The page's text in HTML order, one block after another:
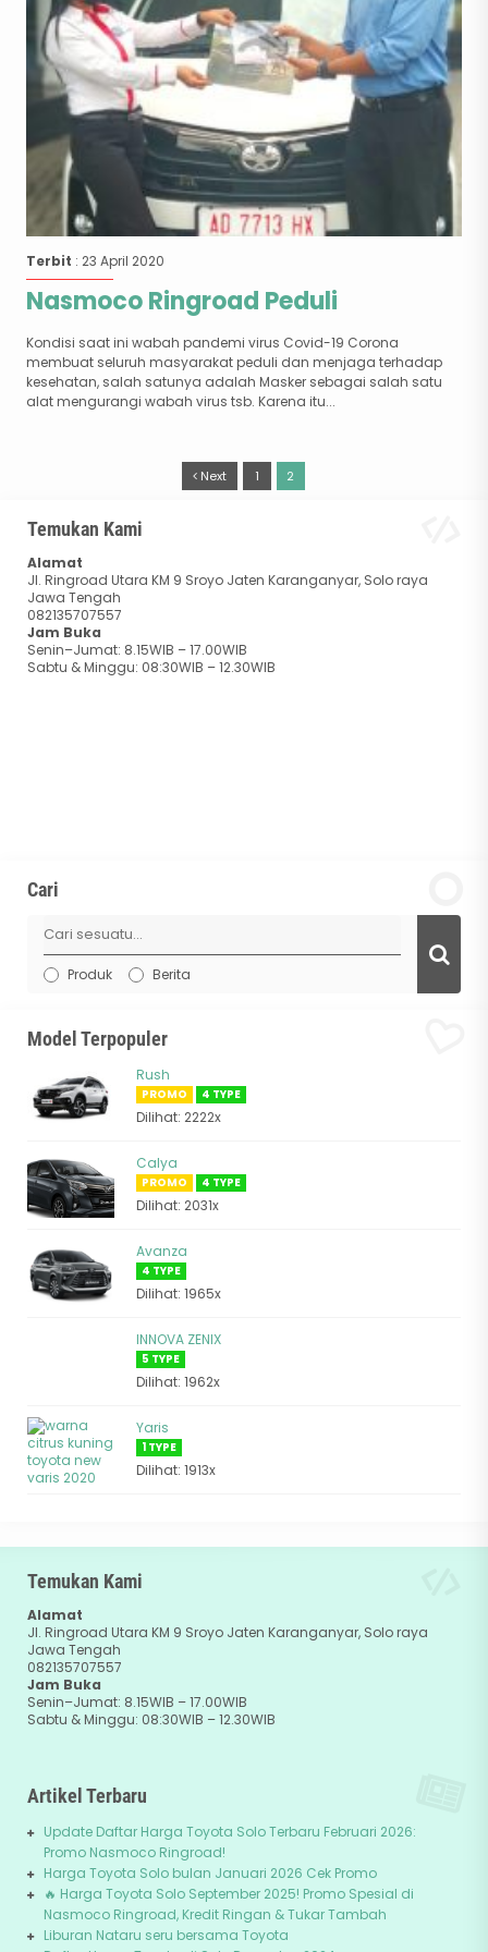
Terbit : 23 April 2020
Nasmoco Ringroad Peduli
Kondisi saat ini wabah pandemi virus Covid-19 Corona
membuat seluruh masyarakat peduli dan menjaga terhadap
kesehatan, salah satunya adalah Masker sebagai salah satu
alat mengurangi wabah virus tsb. Karena itu...
Next 1 2
Temukan Kami
Alamat
Jl. Ringroad Utara KM 9 Sroyo Jaten Karanganyar, Solo raya
Jawa Tengah
082135707557
Jam Buka
Senin–Jumat: 8.15WIB – 17.00WIB
Sabtu & Minggu: 08:30WIB – 12.30WIB
Cari
Produk Berita
Model Terpopuler
Rush
PROMO 4 TYPE
Dilihat: 2222x
Calya
PROMO 4 TYPE
Dilihat: 2031x
Avanza
4 TYPE
Dilihat: 1965x
INNOVA ZENIX
5 TYPE
Dilihat: 1962x
Yaris
1 TYPE
Dilihat: 1913x
Temukan Kami
Alamat
Jl. Ringroad Utara KM 9 Sroyo Jaten Karanganyar, Solo raya
Jawa Tengah
082135707557
Jam Buka
Senin–Jumat: 8.15WIB – 17.00WIB
Sabtu & Minggu: 08:30WIB – 12.30WIB
Artikel Terbaru
Update Daftar Harga Toyota Solo Terbaru Februari 2026:
Promo Nasmoco Ringroad!
Harga Toyota Solo bulan Januari 2026 Cek Promo
🔥 Harga Toyota Solo September 2025! Promo Spesial di
Nasmoco Ringroad, Kredit Ringan & Tukar Tambah
Liburan Nataru seru bersama Toyota